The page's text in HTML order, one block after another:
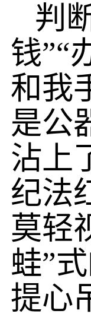
判
钱”“
和我
是公
沾上
纪法
莫轻
蛙”
提心